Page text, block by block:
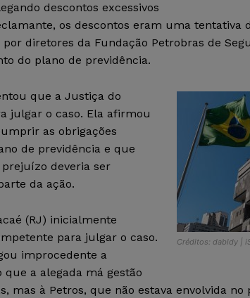
descontos excessivos
os descontos eram uma tentativa
diretores da Fundação Petrobras de
do plano de previdência.
Créditos: dabldy |
que a Justiça do
julgar o caso. Ela afirmou
as obrigações
de previdência e que
deveria ser
da ação.
(RJ) inicialmente
para julgar o caso.
improcedente a
a alegada má gestão
mas à Petros, que não estava envolvida no